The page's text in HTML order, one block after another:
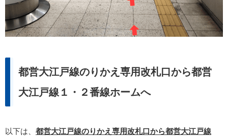
都営大江戸線のりかえ専用改札口から都営
大江戸線１・２番線ホームへ
以下は、 都営大江戸線のりかえ専用改札口から都営大江戸線